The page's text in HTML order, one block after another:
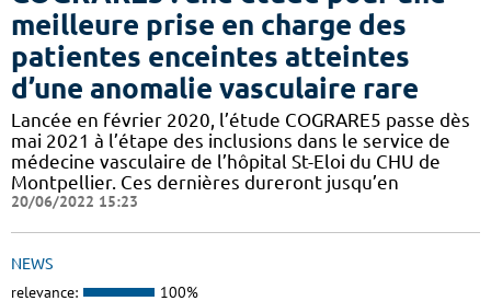
meilleure prise en charge des
patientes enceintes atteintes
d’une anomalie vasculaire rare
Lancée en février 2020, l’étude COGRARE5 passe dès
mai 2021 à l’étape des inclusions dans le service de
médecine vasculaire de l’hôpital St-Eloi du CHU de
Montpellier. Ces dernières dureront jusqu’en
20/06/2022 15:23
NEWS
relevance: 100%